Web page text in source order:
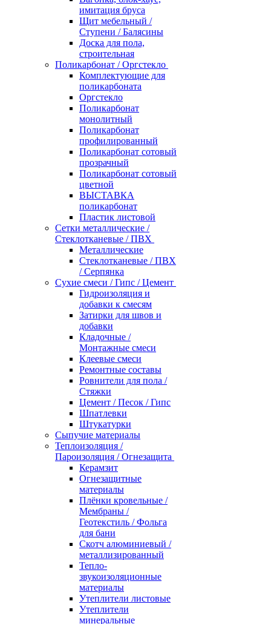
имитация бруса
Щит мебельный /
Ступени / Балясины
Доска для пола,
строительная
Поликарбонат / Оргстекло
Комплектующие для
поликарбоната
Оргстекло
Поликарбонат
монолитный
Поликарбонат
профилированный
Поликарбонат сотовый
прозрачный
Поликарбонат сотовый
цветной
ВЫСТАВКА
поликарбонат
Пластик листовой
Сетки металлические /
Стеклотканевые / ПВХ
Металлические
Стеклотканевые / ПВХ
/ Серпянка
Сухие смеси / Гипс / Цемент
Гидроизоляция и
добавки к смесям
Затирки для швов и
добавки
Кладочные /
Монтажные смеси
Клеевые смеси
Ремонтные составы
Ровнители для пола /
Стяжки
Цемент / Песок / Гипс
Шпатлевки
Штукатурки
Сыпучие материалы
Теплоизоляция /
Пароизоляция / Огнезащита
Керамзит
Огнезащитные
материалы
Плёнки кровельные /
Мембраны /
Геотекстиль / Фольга
для бани
Скотч алюминиевый /
металлизированный
Тепло-
звукоизоляционные
материалы
Утеплители листовые
Утеплители
минеральные